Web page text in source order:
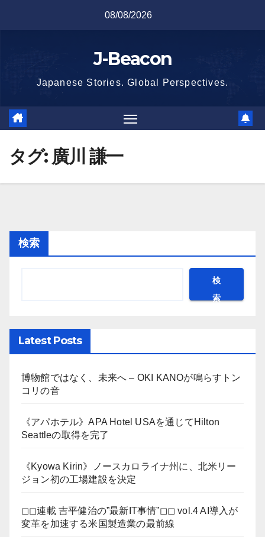
08/08/2026
J-Beacon
Japanese Stories. Global Perspectives.
タグ: 廣川 謙一
検索
検
索
Latest Posts
博物館ではなく、未来へ – OKI KANOが鳴らすトン
コリの音
《アパホテル》APA Hotel USAを通じてHilton
Seattleの取得を完了
《Kyowa Kirin》ノースカロライナ州に、北米リー
ジョン初の工場建設を決定
◻︎◻︎連載 吉平健治の”最新IT事情”◻︎◻︎ vol.4 AI導入が
変革を加速する米国製造業の最前線